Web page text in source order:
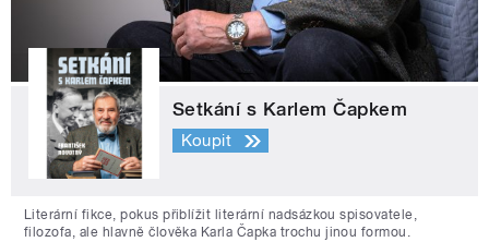
Setkání s Karlem Čapkem
Koupit
Literární fikce, pokus přiblížit literární nadsázkou spisovatele,
filozofa, ale hlavně člověka Karla Čapka trochu jinou formou.